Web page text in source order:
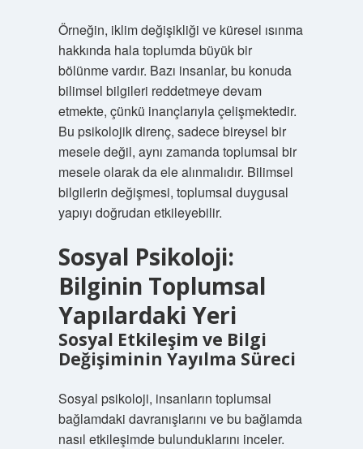
Örneğin, iklim değişikliği ve küresel ısınma
hakkında hala toplumda büyük bir
bölünme vardır. Bazı insanlar, bu konuda
bilimsel bilgileri reddetmeye devam
etmekte, çünkü inançlarıyla çelişmektedir.
Bu psikolojik direnç, sadece bireysel bir
mesele değil, aynı zamanda toplumsal bir
mesele olarak da ele alınmalıdır. Bilimsel
bilgilerin değişmesi, toplumsal duygusal
yapıyı doğrudan etkileyebilir.
Sosyal Psikoloji:
Bilginin Toplumsal
Yapılardaki Yeri
Sosyal Etkileşim ve Bilgi
Değişiminin Yayılma Süreci
Sosyal psikoloji, insanların toplumsal
bağlamdaki davranışlarını ve bu bağlamda
nasıl etkileşimde bulunduklarını inceler.